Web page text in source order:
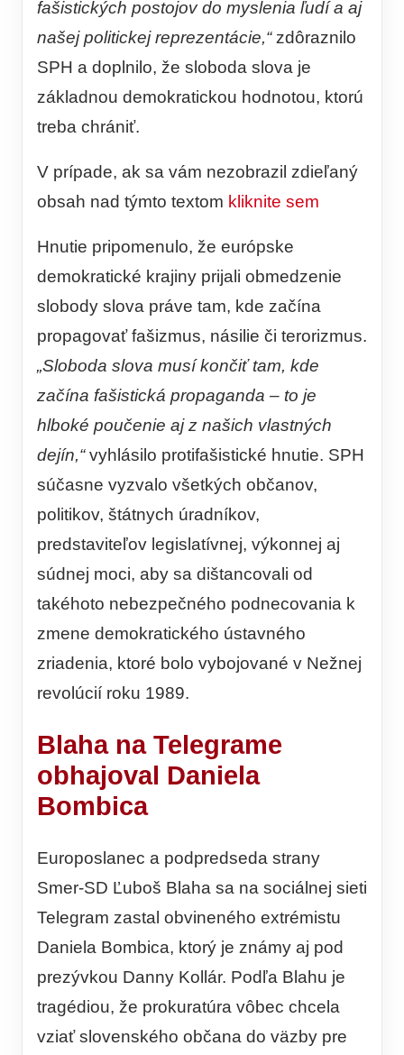
fašistických postojov do myslenia ľudí a aj
našej politickej reprezentácie,“zdôraznilo
SPH a doplnilo, že sloboda slova je
základnou demokratickou hodnotou, ktorú
treba chrániť.
V prípade, ak sa vám nezobrazil zdieľaný
obsah nad týmto textom kliknite sem
Hnutie pripomenulo, že európske
demokratické krajiny prijali obmedzenie
slobody slova práve tam, kde začína
propagovať fašizmus, násilie či terorizmus.
„Sloboda slova musí končiť tam, kde
začína fašistická propaganda – to je
hlboké poučenie aj z našich vlastných
dejín,“vyhlásilo protifašistické hnutie. SPH
súčasne vyzvalo všetkých občanov,
politikov, štátnych úradníkov,
predstaviteľov legislatívnej, výkonnej aj
súdnej moci, aby sa dištancovali od
takéhoto nebezpečného podnecovania k
zmene demokratického ústavného
zriadenia, ktoré bolo vybojované v Nežnej
revolúcií roku 1989.
Blaha na Telegrame
obhajoval Daniela
Bombica
Europoslanec a podpredseda strany
Smer-SD Ľuboš Blaha sa na sociálnej sieti
Telegram zastal obvineného extrémistu
Daniela Bombica, ktorý je známy aj pod
prezývkou Danny Kollár. Podľa Blahu je
tragédiou, že prokuratúra vôbec chcela
vziať slovenského občana do väzby pre